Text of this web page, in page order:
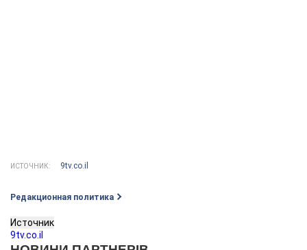
ИСТОЧНИК: 9tv.co.il
Редакционная политика
Источник
9tv.co.il